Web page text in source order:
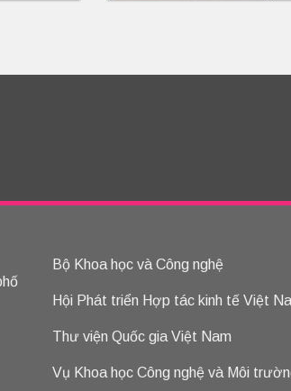
Bộ Khoa học và Công nghệ
Hội Phát triển Hợp tác kinh tế Việt
Thư viện Quốc gia Việt Nam
Vụ Khoa học Công nghệ và Môi